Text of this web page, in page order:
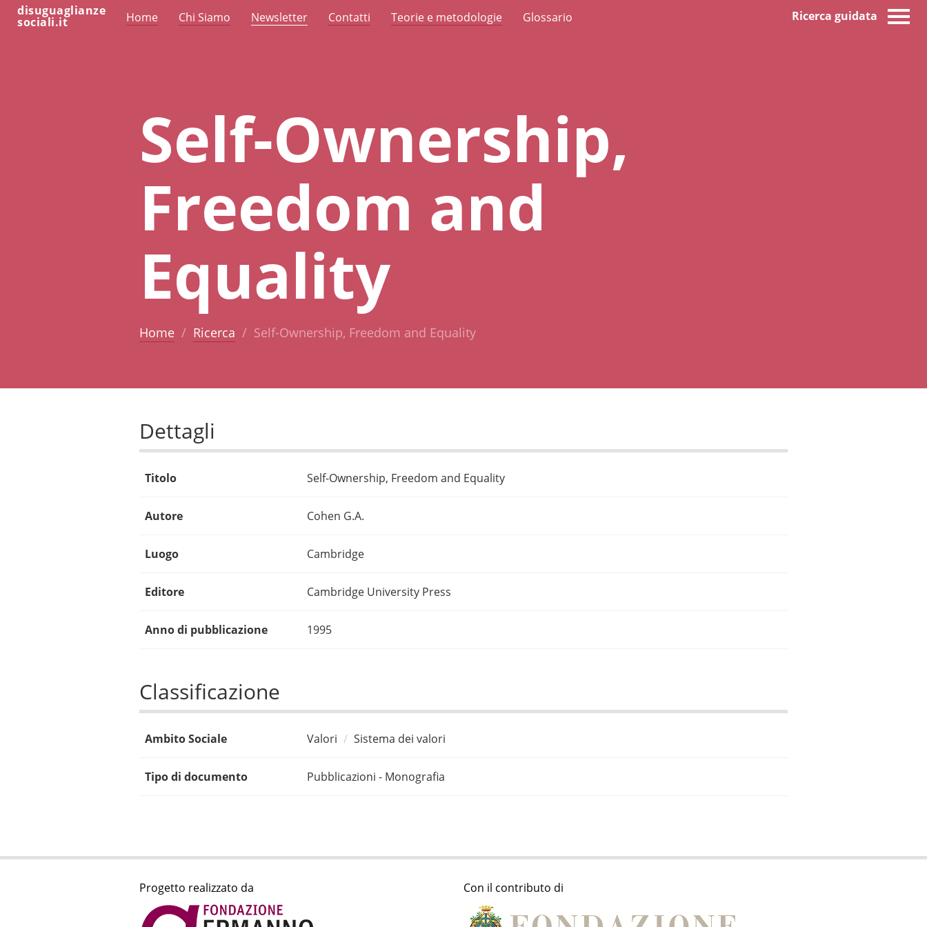
disuguaglianze
sociali.it Home Chi Siamo Newsletter Contatti Teorie e metodologie Glossario Ricerca guidata
Self-Ownership,
Freedom and
Equality
Home Ricerca Self-Ownership, Freedom and Equality
Dettagli
Titolo Self-Ownership, Freedom and Equality
Autore Cohen G.A.
Luogo Cambridge
Editore Cambridge University Press
Anno di pubblicazione 1995
Classificazione
Ambito Sociale Valori Sistema dei valori
Tipo di documento Pubblicazioni - Monografia
Progetto realizzato da Con il contributo di